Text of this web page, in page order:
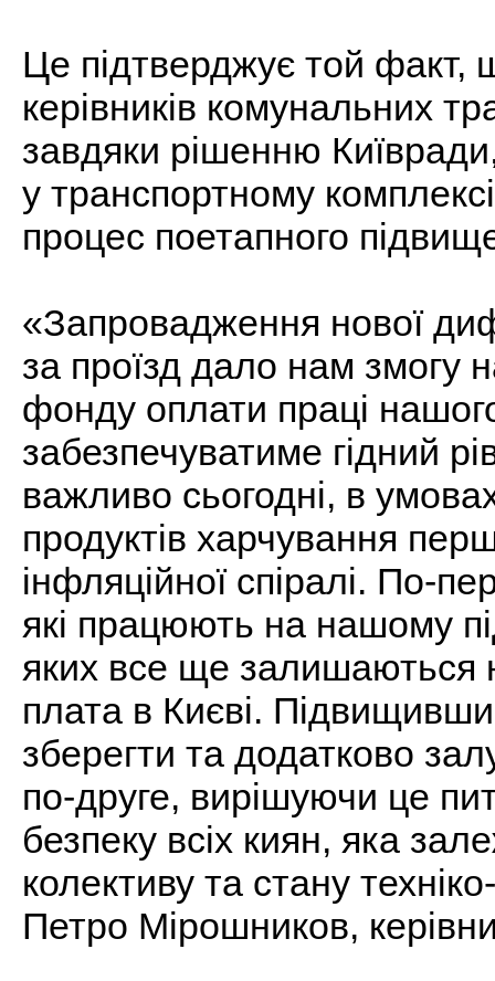
Це підтверджує той факт,
керівників комунальних
завдяки рішенню
у транспортному
процес поетапного
«Запровадження нової
за проїзд дало нам змогу
фонду оплати праці
забезпечуватиме гідний
важливо сьогодні, в
продуктів харчування
інфляційної спіралі. По-
які працюють на нашому
яких все ще залишаються
плата в Києві.
зберегти та додатково
по-друге, вирішуючи це
безпеку всіх киян, яка
колективу та стану
Петро Мірошников,